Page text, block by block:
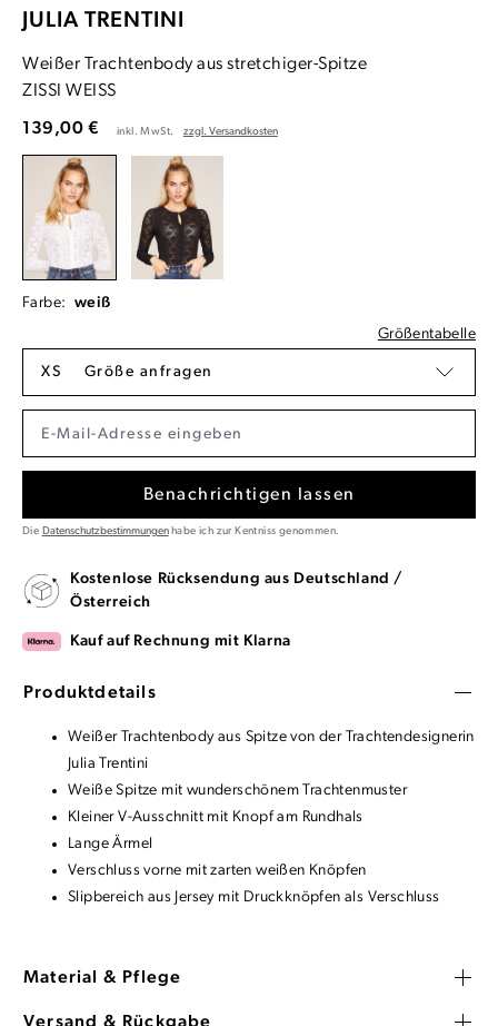
JULIA TRENTINI
Weißer Trachtenbody aus stretchiger-Spitze
ZISSI WEISS
139,00 € inkl. MwSt. zzgl. Versandkosten
Farbe: weiß
Größentabelle
XS Größe anfragen
Benachrichtigen lassen
Die Datenschutzbestimmungenhabe ich zur Kentniss genommen.
Kostenlose Rücksendung aus Deutschland /
Österreich
Kauf auf Rechnung mit Klarna
Produktdetails
Weißer Trachtenbody aus Spitze von der Trachtendesignerin
Julia Trentini
Weiße Spitze mit wunderschönem Trachtenmuster
Kleiner V-Ausschnitt mit Knopf am Rundhals
Lange Ärmel
Verschluss vorne mit zarten weißen Knöpfen
Slipbereich aus Jersey mit Druckknöpfen als Verschluss
Material & Pflege